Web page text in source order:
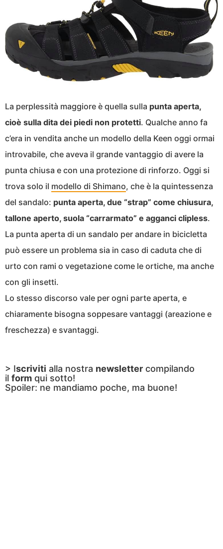
La perplessità maggiore è quella sulla punta aperta,
cioè sulla dita dei piedi non protetti. Qualche anno fa
c’era in vendita anche un modello della Keen oggi ormai
introvabile, che aveva il grande vantaggio di avere la
punta chiusa e con una protezione di rinforzo. Oggi si
trova solo il modello di Shimano, che è la quintessenza
del sandalo: punta aperta, due “strap” come chiusura,
tallone aperto, suola “carrarmato” e agganci clipless.
La punta aperta di un sandalo per andare in bicicletta
può essere un problema sia in caso di caduta che di
urto con rami o vegetazione come le ortiche, ma anche
con gli insetti.
Lo stesso discorso vale per ogni parte aperta, e
chiaramente bisogna soppesare vantaggi (areazione e
freschezza) e svantaggi.
> Iscriviti alla nostra newsletter compilando
il form qui sotto!
Spoiler: ne mandiamo poche, ma buone!